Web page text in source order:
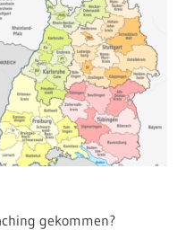
gekommen?